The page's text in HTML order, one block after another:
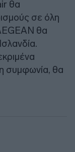
θα
σε όλη
θα
συμφωνία, θα